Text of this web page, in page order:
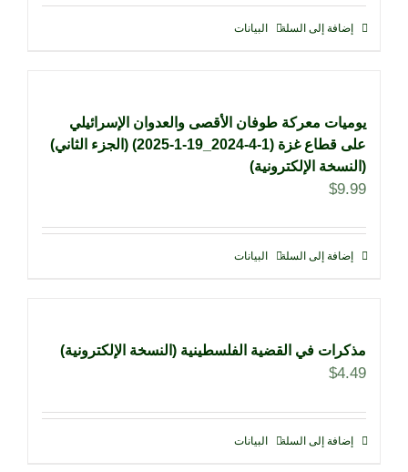
إضافة إلى السلة البيانات
يوميات معركة طوفان الأقصى والعدوان الإسرائيلي
على قطاع غزة (1-4-2024_19-1-2025) (الجزء الثاني)
(النسخة الإلكترونية)
$9.99
إضافة إلى السلة البيانات
مذكرات في القضية الفلسطينية (النسخة الإلكترونية)
$4.49
إضافة إلى السلة البيانات